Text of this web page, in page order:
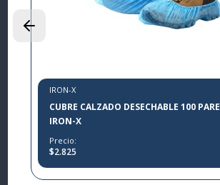
IRON-X
CUBRE CALZADO DESECHABLE 100
IRON-X
Precio:
$2.825